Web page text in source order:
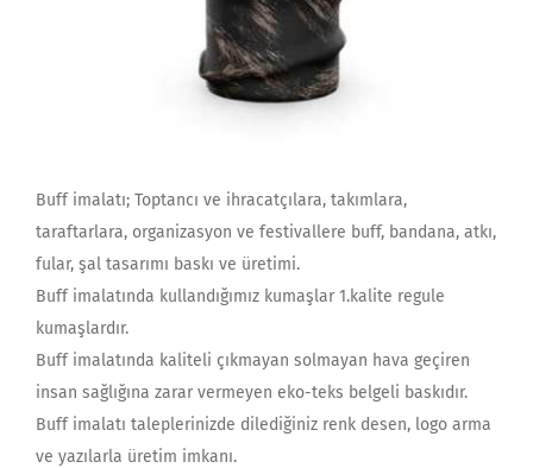
Buff imalatı; Toptancı ve ihracatçılara, takımlara,
taraftarlara, organizasyon ve festivallere buff, bandana, atkı,
fular, şal tasarımı baskı ve üretimi.
Buff imalatında kullandığımız kumaşlar 1.kalite regule
kumaşlardır.
Buff imalatında kaliteli çıkmayan solmayan hava geçiren
insan sağlığına zarar vermeyen eko-teks belgeli baskıdır.
Buff imalatı taleplerinizde dilediğiniz renk desen, logo arma
ve yazılarla üretim imkanı.